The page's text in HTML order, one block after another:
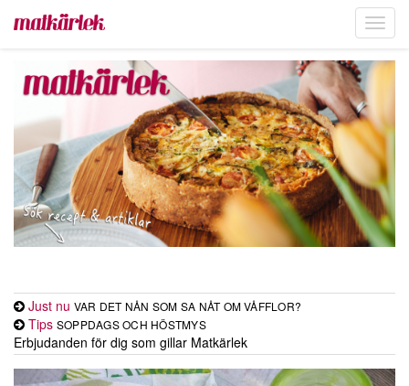
Just nu VAR DET NÅN SOM SA NÅT OM VÅFFLOR?
Tips SOPPDAGS OCH HÖSTMYS
Erbjudanden för dig som gillar Matkärlek